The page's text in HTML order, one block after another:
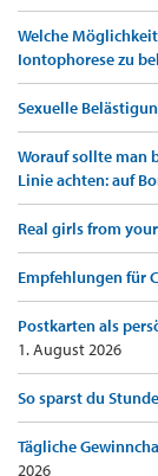
Welche
Iontophorese zu
Sexuelle
Worauf sollte man
Linie achten: auf
Real girls from
Empfehlungen für
Postkarten als
1. August 2026
So sparst du
Tägliche
2026